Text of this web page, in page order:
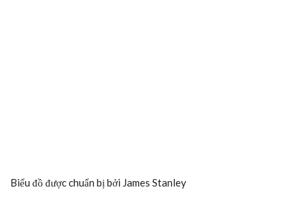
Biểu đồ được chuẩn bị bởi James Stanley